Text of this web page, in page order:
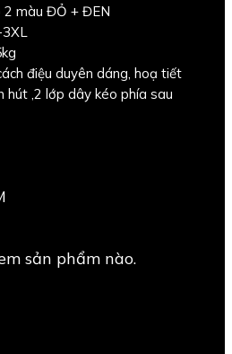
2 màu ĐỎ + ĐEN
3XL
điệu duyên dáng, hoạ tiết
hút ,2 lớp dây kéo phía sau
sản phẩm nào.